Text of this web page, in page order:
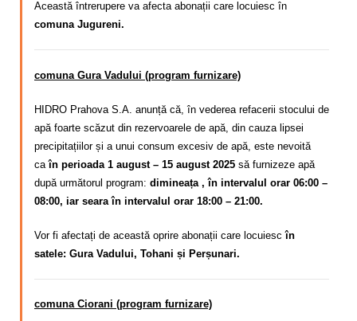
Această întrerupere va afecta abonații care locuiesc în
comuna Jugureni.
comuna Gura Vadului (program furnizare)
HIDRO Prahova S.A. anunță că, în vederea refacerii stocului de
apă foarte scăzut din rezervoarele de apă, din cauza lipsei
precipitațiilor și a unui consum excesiv de apă , este nevoită
caîn perioada 1 august – 15 august 2025 să furnizeze apă
după următorul program: dimineața , în intervalul orar 06:00 –
08:00, iar seara în intervalul orar 18:00 – 21:00.
Vor fi afectați de această oprire abonații care locuiescîn
satele: Gura Vadului, Tohani și Perșunari.
comuna Ciorani (program furnizare)